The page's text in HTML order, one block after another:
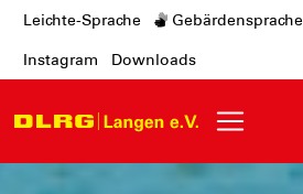
Leichte-Sprache Gebärdensprache
Instagram Downloads